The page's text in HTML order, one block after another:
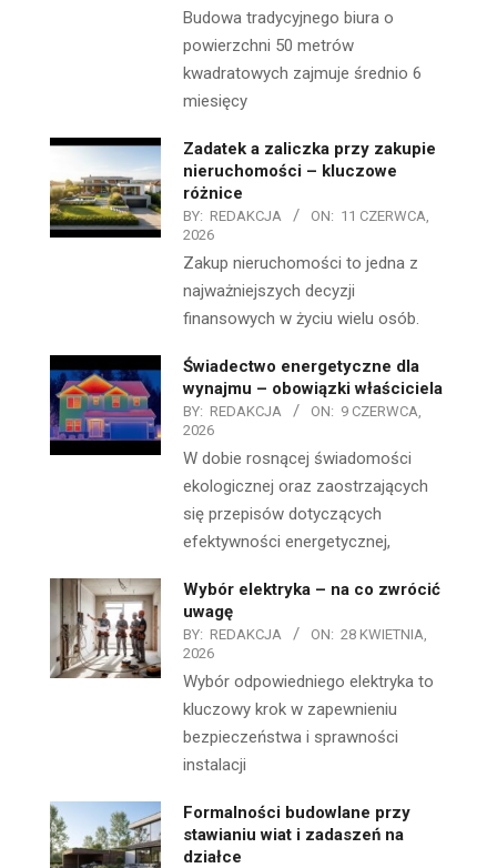
Budowa tradycyjnego biura o
powierzchni 50 metrów
kwadratowych zajmuje średnio 6
miesięcy
Zadatek a zaliczka przy zakupie
nieruchomości – kluczowe
różnice
BY: REDAKCJA ON: 11 CZERWCA,
2026
Zakup nieruchomości to jedna z
najważniejszych decyzji
finansowych w życiu wielu osób.
Świadectwo energetyczne dla
wynajmu – obowiązki właściciela
BY: REDAKCJA ON: 9 CZERWCA,
2026
W dobie rosnącej świadomości
ekologicznej oraz zaostrzających
się przepisów dotyczących
efektywności energetycznej,
Wybór elektryka – na co zwrócić
uwagę
BY: REDAKCJA ON: 28 KWIETNIA,
2026
Wybór odpowiedniego elektryka to
kluczowy krok w zapewnieniu
bezpieczeństwa i sprawności
instalacji
Formalności budowlane przy
stawianiu wiat i zadaszeń na
działce